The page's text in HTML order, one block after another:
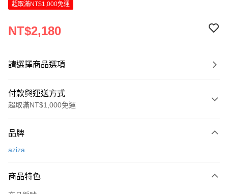
超取滿NT$1,000免運
NT$2,180
請選擇商品選項
付款與運送方式
超取滿NT$1,000免運
信用卡一次付款
Apple Pay
品牌
aziza
商品特色